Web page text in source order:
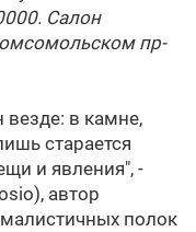
Салон
пр-
везде: в камне,
старается
и явления", -
автор
полок